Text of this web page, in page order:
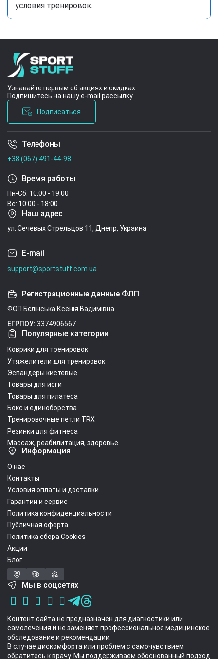
условия тренировок.
Узнавайте первым об акциях и скидках
Подпишитесь на нашу e-mail рассылку
Подписаться
Условия соглашения
Телефоны
+38 (067) 491-44-98
Время работы
Пн-Сб: 10:00 - 19:00
Вс: 10:00 - 18:00
Наш адрес
ул. Сечевых Стрельцов 11, Днепр, Украина
E-mail
support@sportstuff.com.ua
Регистрационные данные ФЛП
ФОП Бєлінська Ксенія Вадимівна
ЕГРПОУ: 3374906567
Популярные категории
Коврики для тренировок
Утяжелители для тренировок
Эспандеры кистевые
Товары для йоги
Товары для пилатеса
Бокс и единоборства
Тренировочные петли TRX
Резинки для фитнеса
Массаж, реабилитация, здоровье
Информация
О нас
Контакты
Условия оплаты и доставки
Гарантии и сервис
Политика конфиденциальности
Публичная оферта
Политика сбора Cookies
Акции
Блог
Мы в соцсетях
Контент сайта не предназначен для диагностики или
самолечения и не заменяет профессиональное медицинское
обследование и рекомендации.
В случае дискомфорта или проблем с самочувствием
обратитесь к врачу. Мы поддерживаем обоснованный подход